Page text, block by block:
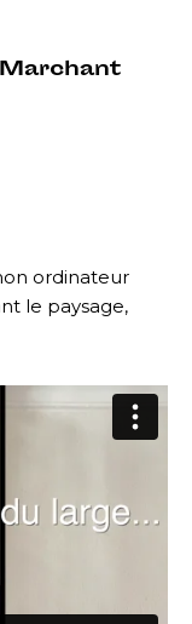
ordinateur
le paysage,